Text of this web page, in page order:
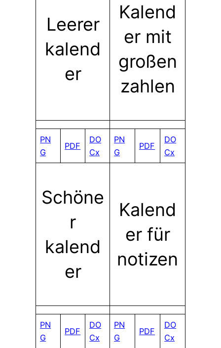
Leerer
kalend
er
Kalend
er mit
großen
zahlen
PN
G
PDF
DO
Cx
PN
G
PDF
DO
Cx
Schöne
r
kalend
er
Kalend
er für
notizen
PN
G
PDF
DO
Cx
PN
G
PDF
DO
Cx